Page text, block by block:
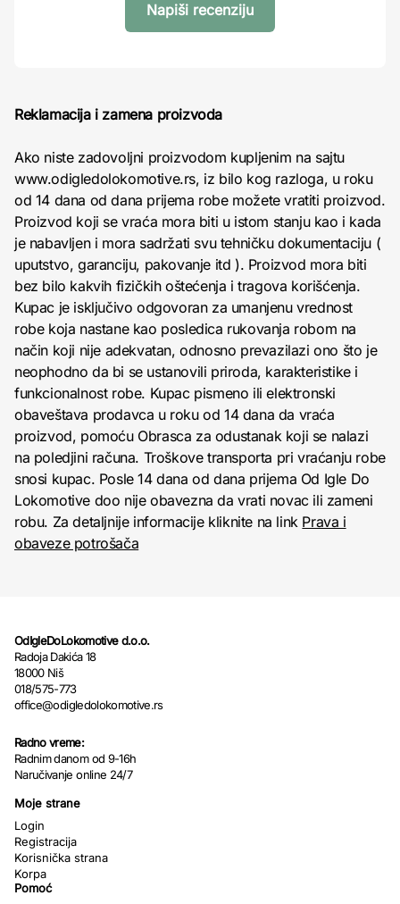
Napiši recenziju
Reklamacija i zamena proizvoda
Ako niste zadovoljni proizvodom kupljenim na sajtu
www.odigledolokomotive.rs, iz bilo kog razloga, u roku
od 14 dana od dana prijema robe možete vratiti proizvod.
Proizvod koji se vraća mora biti u istom stanju kao i kada
je nabavljen i mora sadržati svu tehničku dokumentaciju (
uputstvo, garanciju, pakovanje itd ). Proizvod mora biti
bez bilo kakvih fizičkih oštećenja i tragova korišćenja.
Kupac je isključivo odgovoran za umanjenu vrednost
robe koja nastane kao posledica rukovanja robom na
način koji nije adekvatan, odnosno prevazilazi ono što je
neophodno da bi se ustanovili priroda, karakteristike i
funkcionalnost robe. Kupac pismeno ili elektronski
obaveštava prodavca u roku od 14 dana da vraća
proizvod, pomoću Obrasca za odustanak koji se nalazi
na poledjini računa. Troškove transporta pri vraćanju robe
snosi kupac. Posle 14 dana od dana prijema Od Igle Do
Lokomotive doo nije obavezna da vrati novac ili zameni
robu. Za detaljnije informacije kliknite na link Prava i
obaveze potrošača
OdIgleDoLokomotive d.o.o.
Radoja Dakića 18
18000 Niš
018/575-773
office@odigledolokomotive.rs
Radno vreme:
Radnim danom od 9-16h
Naručivanje online 24/7
Moje strane
Login
Registracija
Korisnička strana
Korpa
Pomoć